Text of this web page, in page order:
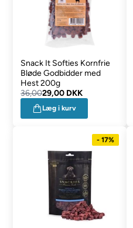
Snack It Softies Kornfrie
Bløde Godbidder med
Hest 200g
36,0029,00 DKK
Læg i kurv
- 17%